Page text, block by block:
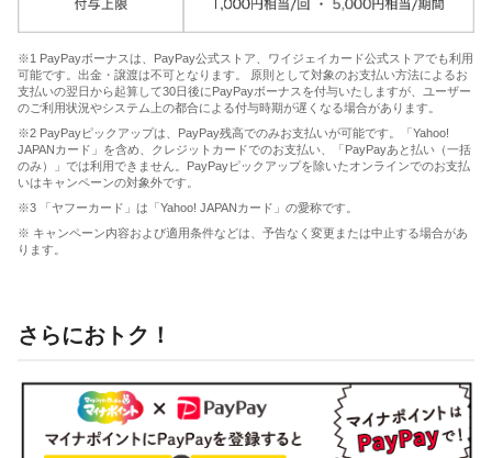
※1 PayPayボーナスは、PayPay公式ストア、ワイジェイカード公式ストアでも利用
可能です。出金・譲渡は不可となります。 原則として対象のお支払い方法によるお
支払いの翌日から起算して30日後にPayPayボーナスを付与いたしますが、ユーザー
のご利用状況やシステム上の都合による付与時期が遅くなる場合があります。
※2 PayPayピックアップは、PayPay残高でのみお支払いが可能です。「Yahoo!
JAPANカード」を含め、クレジットカードでのお支払い、「PayPayあと払い（一括
のみ）」では利用できません。PayPayピックアップを除いたオンラインでのお支払
いはキャンペーンの対象外です。
※3 「ヤフーカード」は「Yahoo! JAPANカード」の愛称です。
※ キャンペーン内容および適用条件などは、予告なく変更または中止する場合があ
ります。
さらにおトク！